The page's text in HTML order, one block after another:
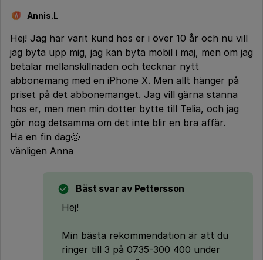
A Annis.L
Hej! Jag har varit kund hos er i över 10 år och nu vill
jag byta upp mig, jag kan byta mobil i maj, men om jag
betalar mellanskillnaden och tecknar nytt
abbonemang med en iPhone X. Men allt hänger på
priset på det abbonemanget. Jag vill gärna stanna
hos er, men men min dotter bytte till Telia, och jag
gör nog detsamma om det inte blir en bra affär.
Ha en fin dag🙂
vänligen Anna
Bäst svar av Pettersson
Hej!
Min bästa rekommendation är att du
ringer till 3 på 0735-300 400 under